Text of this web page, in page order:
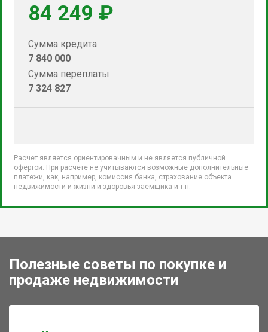
84 249 ₽
Сумма кредита
7 840 000
Сумма переплаты
7 324 827
Расчет является ориентировачным и не является публичной
офертой. При расчете не учитываются возможные дополнительные
платежи, как, например, комиссия банка, страхование объекта
недвижимости и жизни и здоровья заемщика и т.п.
Полезные советы по покупке и
продаже недвижимости